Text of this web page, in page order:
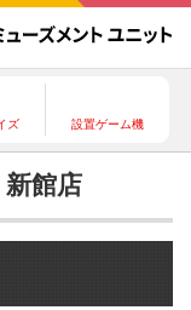
ズ 設置ゲーム機
館店